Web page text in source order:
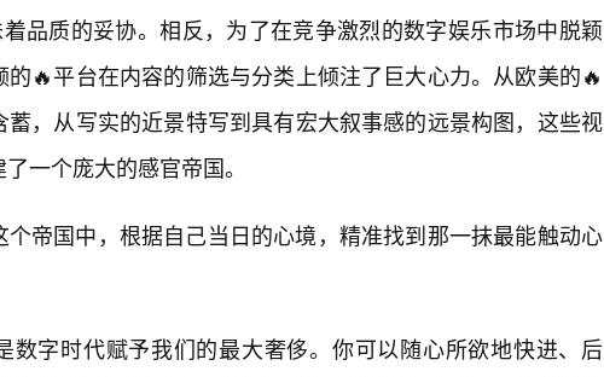
着品质的妥协。相反，为了在竞争激烈的数字娱乐市场中脱颖
🔥平台在内容的筛选与分类上倾注了巨大心力。从欧美的🔥
，从写实的近景特写到具有宏大叙事感的远景构图，这些视
一个庞大的感官帝国。
帝国中，根据自己当日的心境，精准找到那一抹最能触动心
数字时代赋予我们的最大奢侈。你可以随心所欲地快进、后